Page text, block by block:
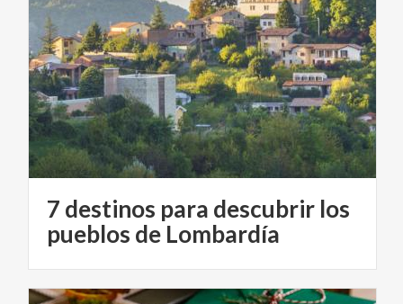
7 destinos para descubrir los
pueblos de Lombardía